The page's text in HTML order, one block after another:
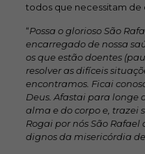
todos que necessitam de
“Possa o glorioso São
encarregado de nossa
os que estão doentes
resolver as difíceis
encontramos. Ficai
Deus. Afastai para longe
alma e do corpo e, trazei
Rogai por nós São
dignos da misericórdia